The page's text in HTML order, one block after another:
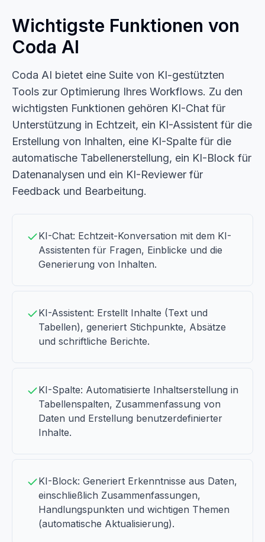
Wichtigste Funktionen von
Coda AI
Coda AI bietet eine Suite von KI-gestützten
Tools zur Optimierung Ihres Workflows. Zu den
wichtigsten Funktionen gehören KI-Chat für
Unterstützung in Echtzeit, ein KI-Assistent für die
Erstellung von Inhalten, eine KI-Spalte für die
automatische Tabellenerstellung, ein KI-Block für
Datenanalysen und ein KI-Reviewer für
Feedback und Bearbeitung.
KI-Chat: Echtzeit-Konversation mit dem KI-
Assistenten für Fragen, Einblicke und die
Generierung von Inhalten.
KI-Assistent: Erstellt Inhalte (Text und
Tabellen), generiert Stichpunkte, Absätze
und schriftliche Berichte.
KI-Spalte: Automatisierte Inhaltserstellung in
Tabellenspalten, Zusammenfassung von
Daten und Erstellung benutzerdefinierter
Inhalte.
KI-Block: Generiert Erkenntnisse aus Daten,
einschließlich Zusammenfassungen,
Handlungspunkten und wichtigen Themen
(automatische Aktualisierung).